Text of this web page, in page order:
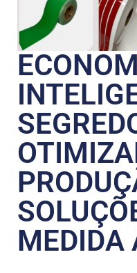
MEDIDA